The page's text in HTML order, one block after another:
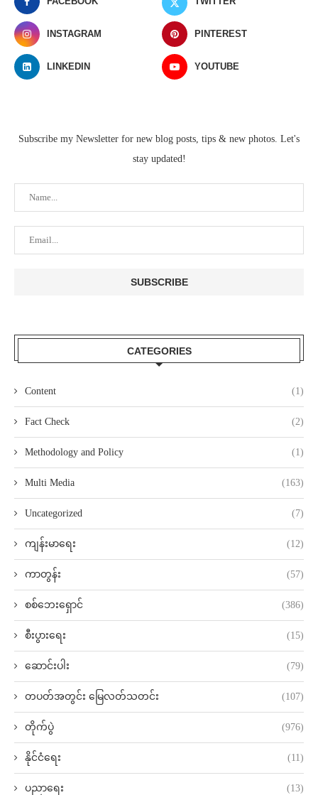
INSTAGRAM PINTEREST
LINKEDIN YOUTUBE
Subscribe my Newsletter for new blog posts, tips & new photos. Let's
stay updated!
CATEGORIES
Content (1)
Fact Check (2)
Methodology and Policy (1)
Multi Media (163)
Uncategorized (7)
ကျန်းမာရေး (12)
ကာတွန်း (57)
စစ်ဘေးရှောင် (386)
စီးပွားရေး (15)
ဆောင်းပါး (79)
တပတ်အတွင်း မြေလတ်သတင်း (107)
တိုက်ပွဲ (976)
နိုင်ငံရေး (11)
ပညာရေး (13)